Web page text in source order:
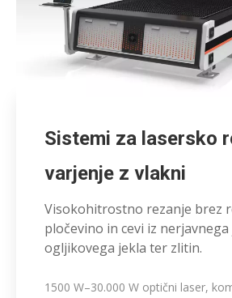
Sistemi za lasersko
varjenje z vlakni
Visokohitrostno rezanje brez
pločevino in cevi iz nerjavnega
ogljikovega jekla ter zlitin.
1500 W–30.000 W optični laser,